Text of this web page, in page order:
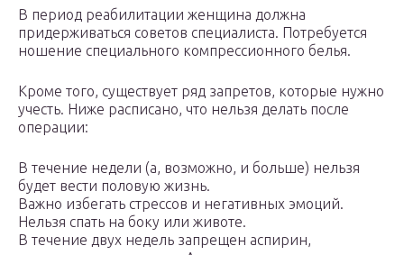
В период реабилитации женщина должна
придерживаться советов специалиста. Потребуется
ношение специального компрессионного белья.
Кроме того, существует ряд запретов, которые нужно
учесть. Ниже расписано, что нельзя делать после
операции:
В течение недели (а, возможно, и больше) нельзя
будет вести половую жизнь.
Важно избегать стрессов и негативных эмоций.
Нельзя спать на боку или животе.
В течение двух недель запрещен аспирин,